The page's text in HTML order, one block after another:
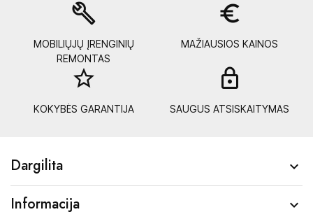
build
MOBILIŲJŲ ĮRENGINIŲ
REMONTAS
euro_symbol
MAŽIAUSIOS KAINOS
star_border
KOKYBĖS GARANTIJA SAUGUS ATSISKAITYMAS
Dargilita 
Informacija 